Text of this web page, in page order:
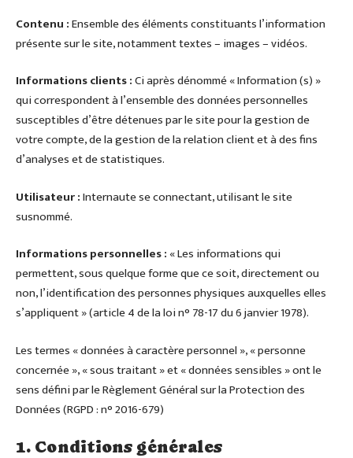
Contenu :Ensemble des éléments constituants l’information
présente sur le site, notamment textes – images – vidéos.
Informations clients :Ci après dénommé « Information (s) »
qui correspondent à l’ensemble des données personnelles
susceptibles d’être détenues par le site pour la gestion de
votre compte, de la gestion de la relation client et à des fins
d’analyses et de statistiques.
Utilisateur :Internaute se connectant, utilisant le site
susnommé.
Informations personnelles :« Les informations qui
permettent, sous quelque forme que ce soit, directement ou
non, l’identification des personnes physiques auxquelles elles
s’appliquent » (article 4 de la loi n° 78-17 du 6 janvier 1978).
Les termes « données à caractère personnel », « personne
concernée », « sous traitant » et « données sensibles » ont le
sens défini par le Règlement Général sur la Protection des
Données (RGPD : n° 2016-679)
1. Conditions générales